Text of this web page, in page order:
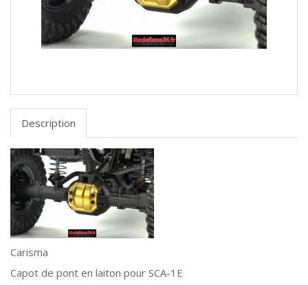
Description
Carisma
Capot de pont en laiton pour SCA-1E